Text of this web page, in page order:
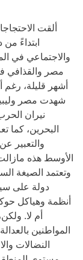
ألقت
والاجتماعي في
مصر والقذافي
أشهر قليلة، رغم
شهدت مصر وليبيا
نيران
البحرين، كما
والتعبير
الأوسط هذه
وتعتمد الصيغة
دولة على
أنظمة وهياكل
أم لا.
المواطنين
النضالات